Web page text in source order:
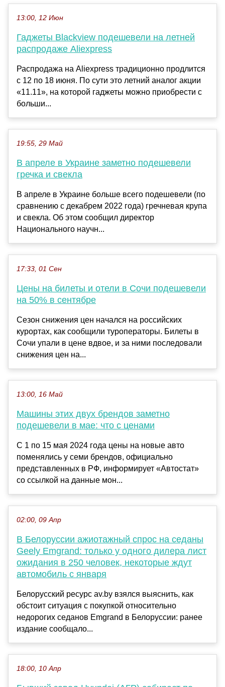
13:00, 12 Июн
Гаджеты Blackview подешевели на летней
распродаже Aliexpress
Распродажа на Aliexpress традиционно продлится
с 12 по 18 июня. По сути это летний аналог акции
«11.11», на которой гаджеты можно приобрести с
больши...
19:55, 29 Май
В апреле в Украине заметно подешевели
гречка и свекла
В апреле в Украине больше всего подешевели (по
сравнению с декабрем 2022 года) гречневая крупа
и свекла. Об этом сообщил директор
Национального научн...
17:33, 01 Сен
Цены на билеты и отели в Сочи подешевели
на 50% в сентябре
Сезон снижения цен начался на российских
курортах, как сообщили туроператоры. Билеты в
Сочи упали в цене вдвое, и за ними последовали
снижения цен на...
13:00, 16 Май
Машины этих двух брендов заметно
подешевели в мае: что с ценами
С 1 по 15 мая 2024 года цены на новые авто
поменялись у семи брендов, официально
представленных в РФ, информирует «Автостат»
со ссылкой на данные мон...
02:00, 09 Апр
В Белоруссии ажиотажный спрос на седаны
Geely Emgrand: только у одного дилера лист
ожидания в 250 человек, некоторые ждут
автомобиль с января
Белорусский ресурс av.by взялся выяснить, как
обстоит ситуация с покупкой относительно
недорогих седанов Emgrand в Белоруссии: ранее
издание сообщало...
18:00, 10 Апр